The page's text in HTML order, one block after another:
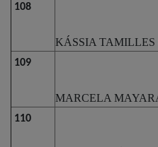
108
KÁSSIA TAMILLES
109
MARCELA
110